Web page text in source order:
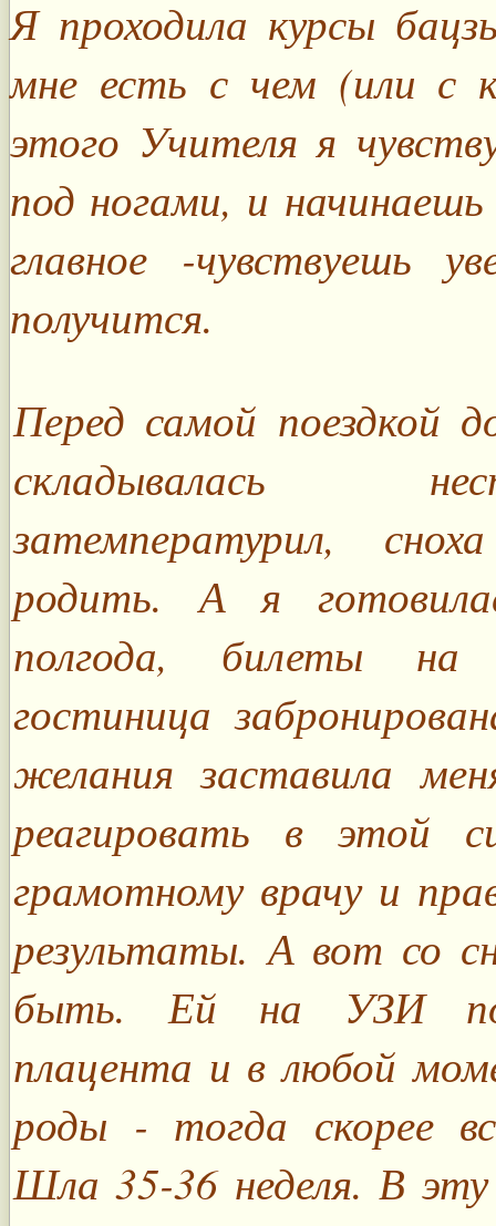
Я проходила курсы
мне есть с чем (или с
этого Учителя я
под ногами, и
главное -чувствуешь
получится.
Перед самой поездкой
складывалась
затемпературил,
родить. А я
полгода, билеты на
гостиница
желания заставила
реагировать в этой
грамотному врачу и
результаты. А вот со
быть. Ей на УЗИ
плацента и в любой
роды - тогда скорее
Шла 35-36 неделя. В